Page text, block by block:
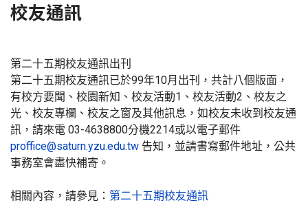
校友通訊
第二十五期校友通訊出刊
第二十五期校友通訊已於99年10月出刊，共計八個版面，
有校方要聞、校園新知、校友活動1、校友活動2、校友之
光、校友專欄、校友之窗及其他訊息，如校友未收到校友通
訊，請來電 03-4638800分機2214或以電子郵件
proffice@saturn.yzu.edu.tw 告知，並請書寫郵件地址，公共
事務室會盡快補寄。
相關內容，請參見： 第二十五期校友通訊